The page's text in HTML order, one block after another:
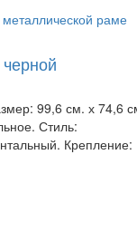
99,6 см. х 74,6
Стиль:
Крепление: